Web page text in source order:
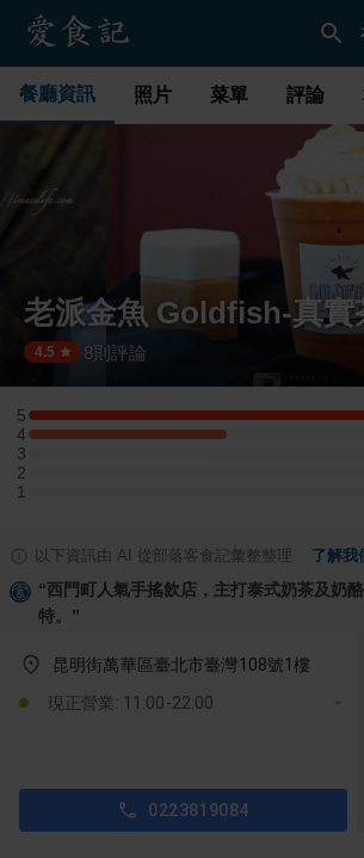
餐廳資訊 照片 菜單 評論
老派金魚 Goldfish-真實
4.5 8則評論
5
5 星：2 則評論
4
4 星：1 則評論
3
3 星：0 則評論
2
2 星：0 則評論
1
1 星：0 則評論
以下資訊由 AI 從部落客食記彙整整理 了解我
“西門町人氣手搖飲店，主打泰式奶茶及奶
特。 ”
昆明街萬華區臺北市臺灣108號1樓
現正營業: 11:00-22:00
0223819084